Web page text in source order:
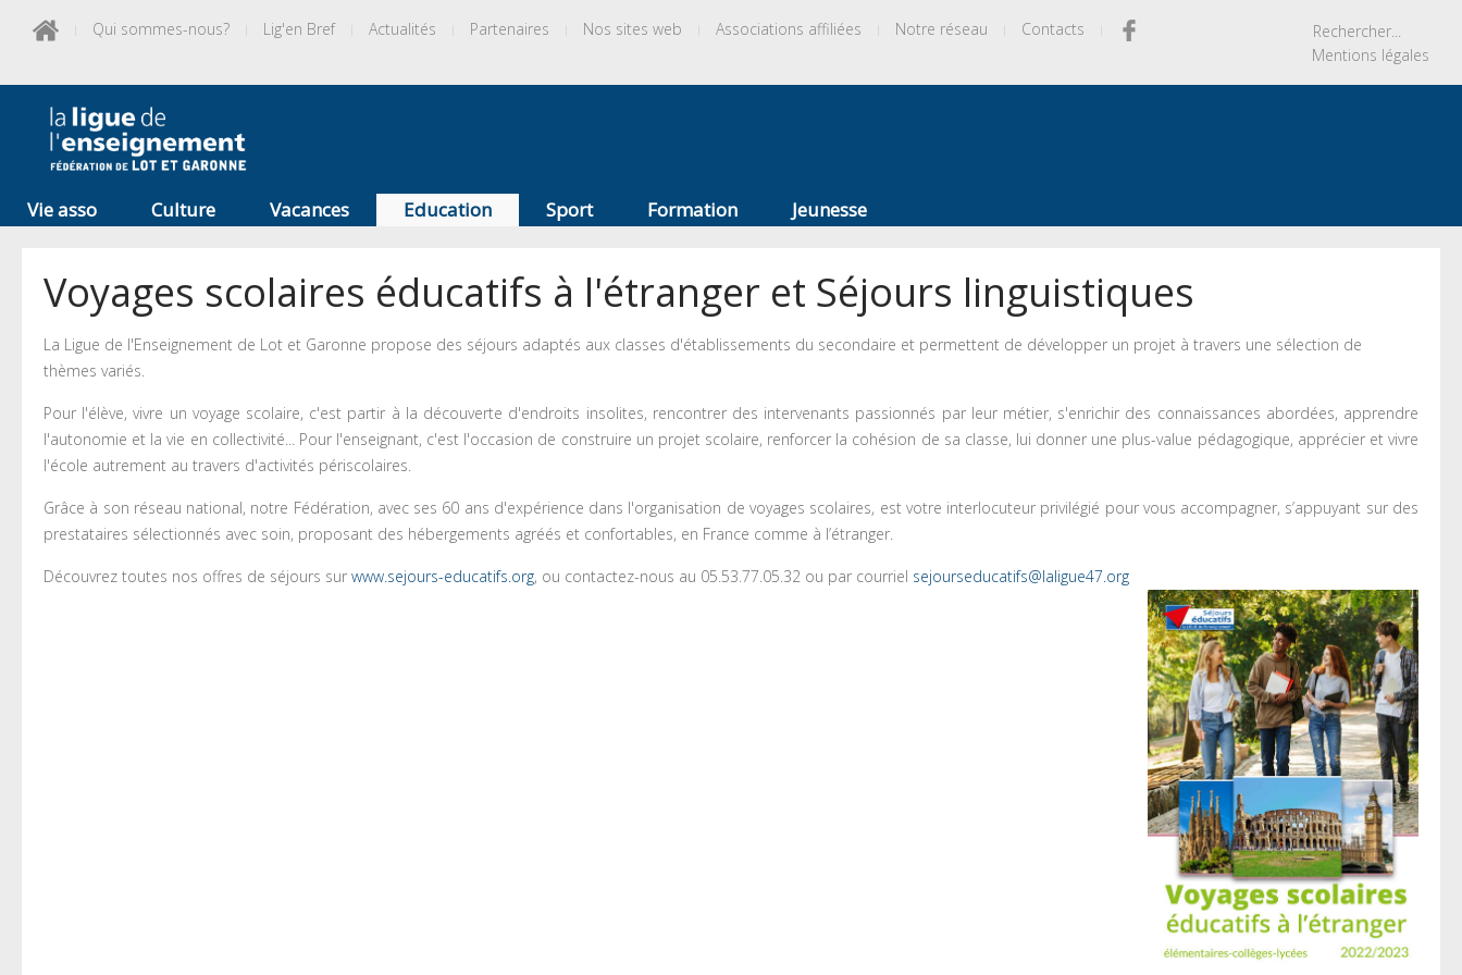
Qui sommes-nous? Lig'en Bref Actualités Partenaires Nos sites web Associations affiliées Notre réseau
Contacts
Mentions légales
Vie asso Culture Vacances Education Sport Formation Jeunesse
Voyages scolaires éducatifs à l'étranger et Séjours linguistiques
La Ligue de l'Enseignement de Lot et Garonne propose des séjours adaptés aux classes d'établissements du secondaire et permettent de développer un projet à travers une sélection de
thèmes variés.
Pour l'élève, vivre un voyage scolaire, c'est partir à la découverte d'endroits insolites, rencontrer des intervenants passionnés par leur métier, s'enrichir des connaissances abordées, apprendre
l'autonomie et la vie en collectivité... Pour l'enseignant, c'est l'occasion de construire un projet scolaire, renforcer la cohésion de sa classe, lui donner une plus-value pédagogique, apprécier et vivre
l'école autrement au travers d'activités périscolaires.
Grâce à son réseau national, notre Fédération, avec ses 60 ans d'expérience dans l'organisation de voyages scolaires, est votre interlocuteur privilégié pour vous accompagner, s’appuyant sur des
prestataires sélectionnés avec soin, proposant des hébergements agréés et confortables, en France comme à l’étranger.
Découvrez toutes nos offres de séjours sur www.sejours-educatifs.org, ou contactez-nous au 05.53.77.05.32 ou par courriel sejourseducatifs@laligue47.org